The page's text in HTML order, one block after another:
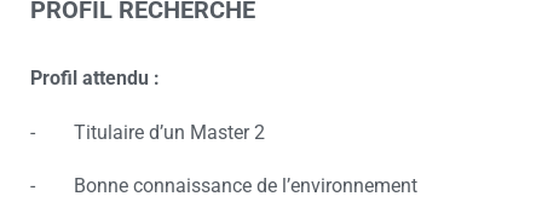
PROFIL RECHERCHÉ
Profil attendu :
- Titulaire d’un Master 2
- Bonne connaissance de l’environnement